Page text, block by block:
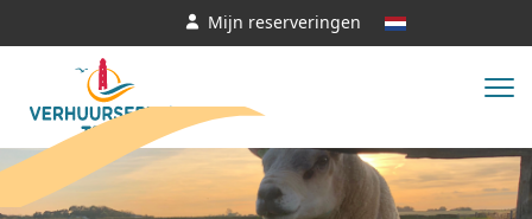
Mijn reserveringen